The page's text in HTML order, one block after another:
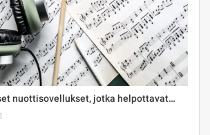
nuottisovellukset, jotka helpottavat…